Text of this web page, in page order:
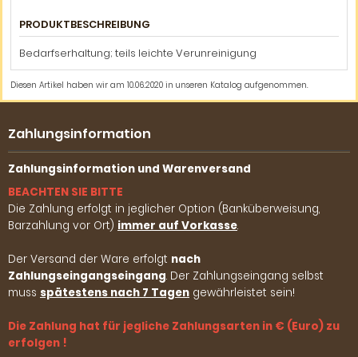
PRODUKTBESCHREIBUNG
Bedarfserhaltung; teils leichte Verunreinigung
Diesen Artikel haben wir am 10.06.2020 in unseren Katalog aufgenommen.
Zahlungsinformation
Zahlungsinformation und Warenversand
BEACHTEN SIE BITTE
Die Zahlung erfolgt in jeglicher Option (Banküberweisung,
Barzahlung vor Ort) immer auf Vorkasse.
Der Versand der Ware erfolgt nach
Zahlungseingangseingang. Der Zahlungseingang selbst
muss spätestens nach 7 Tagen gewährleistet sein!
Die Zahlung hat für jegliche Zahlungsarten in € (Euro) zu
erfolgen !